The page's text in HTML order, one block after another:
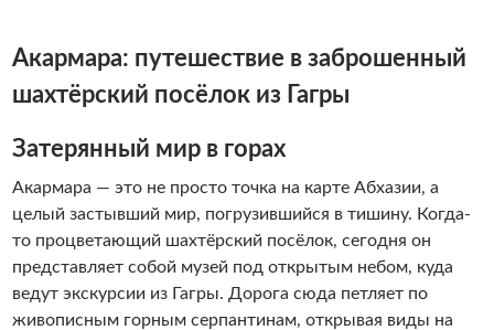
преданиями, объясняем смысл старинных обычаев и
раскрываем особенности местного менталитета. Особое
подсказываем, где попробовать настоящий абыста,
ощутить дух Абхазии: побывать в знаковых местах,
сделать незабываемые снимки и прочувствовать
искреннее гостеприимство местных жителей. Для нас
главная награда - видеть, как гости уезжают с теплыми
воспоминаниями и твердым желанием вернуться снова. .
Акармара: путешествие в заброшенный
шахтёрский посёлок из Гагры
Затерянный мир в горах
Акармара — это не просто точка на карте Абхазии, а
целый застывший мир, погрузившийся в тишину. Когда-
то процветающий шахтёрский посёлок, сегодня он
представляет собой музей под открытым небом, куда
ведут экскурсии из Гагры. Дорога сюда петляет по
живописным горным серпантинам, открывая виды на